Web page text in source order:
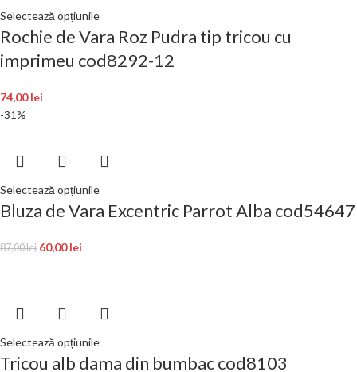
Selectează opțiunile
Rochie de Vara Roz Pudra tip tricou cu
imprimeu cod8292-12
74,00lei
-31%
Selectează opțiunile
Bluza de Vara Excentric Parrot Alba cod54647
87,00lei 60,00lei
Selectează opțiunile
Tricou alb dama din bumbac cod8103